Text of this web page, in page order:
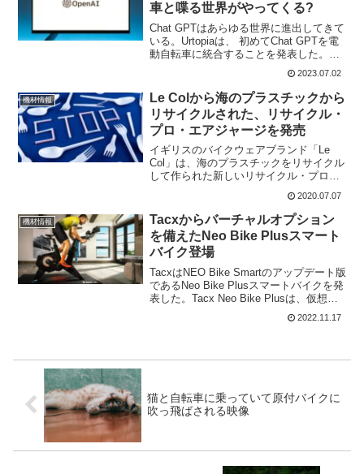
車と喋る世界がやってくる?
Chat GPTはあらゆる世界に進出してきて
いる。Urtopiaは、 初めてChat GPTを電
動自転車に統合することを発表した。
Urtopia の音声認識機能を介して
ChatGPTと通信する。これからは自転車
とおしゃべりする世界がやって...
2023.07.02
機材情報
Le Colから海のプラスチックから
リサイクルされた、リサイクル・
プロ・エアジャージを発売
イギリスのバイクウェアブランド「Le
Col」は、海のプラスチックをリサイクル
して作られた新しいリサイクル・プロ・
エアジャージを発表した。プラスチック
の海洋汚染は大変問題となっており、日
本でもレジ袋は有料化された。このよう
に、海のプラスチッ...
2020.07.07
機材情報
Tacxからバーチャルオプション
を備えたNeo Bike Plusスマート
バイク登場
TacxはNEO Bike Smartのアップデート版
であるNeo Bike Plusスマートバイクを発
表した。Tacx Neo Bike Plusは、仮想ド
ライブトレインとシフターに改良を加
え、バイク上のポジションを設定するた
2022.11.17
猫と自転車に乗っていて原付バイクに
吹っ飛ばされる映像